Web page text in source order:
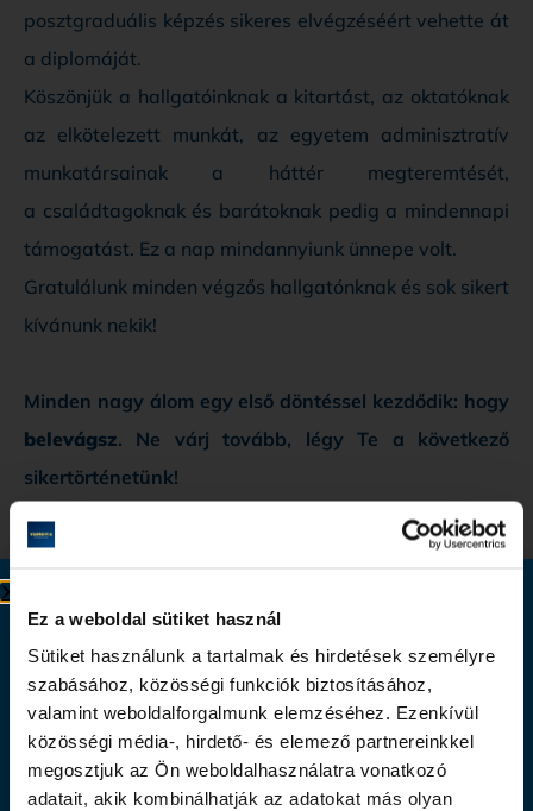
Ez a weboldal sütiket használ
Sütiket használunk a tartalmak és hirdetések személyre
szabásához, közösségi funkciók biztosításához,
valamint weboldalforgalmunk elemzéséhez. Ezenkívül
közösségi média-, hirdető- és elemező partnereinkkel
megosztjuk az Ön weboldalhasználatra vonatkozó
adatait, akik kombinálhatják az adatokat más olyan
posztgraduális képzés sikeres elvégzéséért vehette át
a diplomáját.
Köszönjük a hallgatóinknak a kitartást, az oktatóknak
az elkötelezett munkát, az egyetem adminisztratív
munkatársainak a háttér megteremtését,
a családtagoknak és barátoknak pedig a mindennapi
támogatást. Ez a nap mindannyiunk ünnepe volt.
Gratulálunk minden végzős hallgatónknak és sok sikert
kívánunk nekik!
Minden nagy álom egy első döntéssel kezdődik: hogy
belevágsz. Ne várj tovább, légy Te a következő
sikertörténetünk!
Szerezz diplomát akár online végezhető
képzésben!
Ismerd meg élőben, hogyan szerezhetsz EU-s akkreditált
diplomát az otthonodból is, miközben a szakma valódi